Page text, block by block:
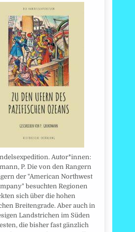
Autor*innen:
P. Die von den Rangern
der "American Northwest
besuchten Regionen
sich über die hohen
Breitengrade. Aber auch in
Landstrichen im Süden
die bisher fast gänzlich